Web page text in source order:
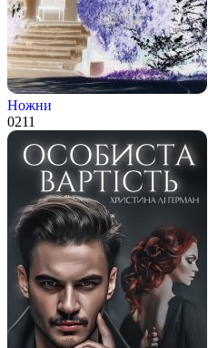
Ножни
0211